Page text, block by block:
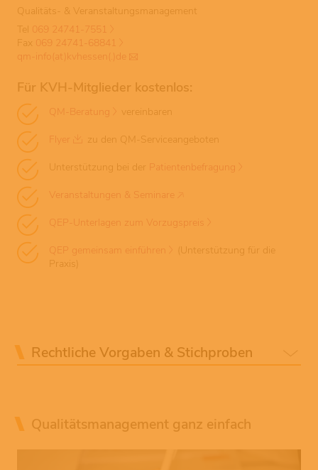
Qualitäts- & Veranstaltungsmanagement
Tel 069 24741-7551
Fax 069 24741-68841
qm-info(at)kvhessen(.)de
Für KVH-Mitglieder kostenlos:
QM-Beratung vereinbaren
Flyer zu den QM-Serviceangeboten
Unterstützung bei der Patientenbefragung
Veranstaltungen & Seminare
QEP-Unterlagen zum Vorzugspreis
QEP gemeinsam einführen
(Unterstützung für die
Praxis)
Rechtliche Vorgaben & Stichproben
Qualitätsmanagement ganz einfach